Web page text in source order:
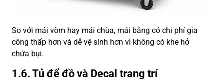
So với mái vòm hay mái chùa, mái bằng có chi phí gia
công thấp hơn và dễ vệ sinh hơn vì không có khe hở
chứa bụi.
1.6. Tủ để đồ và Decal trang trí